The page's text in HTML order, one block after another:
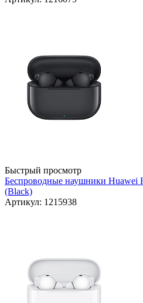
Быстрый просмотр
Беспроводные наушники Huawei
(Black)
Артикул: 1215938